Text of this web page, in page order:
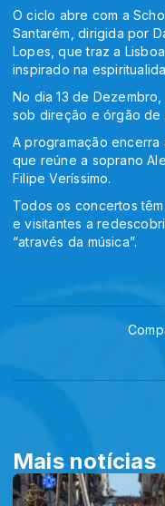
O ciclo abre com a
Santarém, dirigida por
Lopes, que traz a
inspirado na
No dia 13 de
sob direção e órgão de
A programação encerra
que reúne a soprano
Filipe Veríssimo.
Todos os concertos
e visitantes a
“através da música”.
Mais notícias